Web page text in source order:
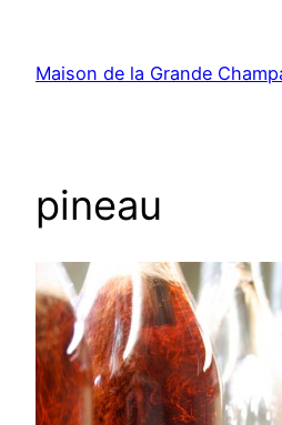
contenu
Maison de la Grande
pineau